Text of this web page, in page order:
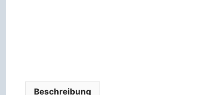
Beschreibung